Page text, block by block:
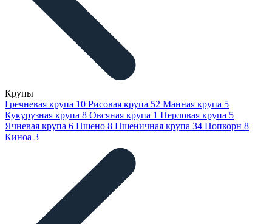
Крупы
Гречневая крупа 10 Рисовая крупа 52 Манная крупа 5
Кукурузная крупа 8 Овсяная крупа 1 Перловая крупа 5
Ячневая крупа 6 Пшено 8 Пшеничная крупа 34 Попкорн 8
Киноа 3